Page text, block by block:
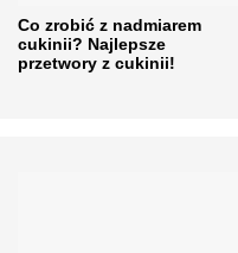
Co zrobić z nadmiarem
cukinii? Najlepsze
przetwory z cukinii!